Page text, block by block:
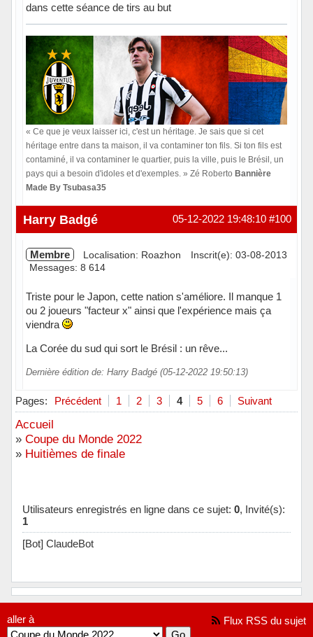
dans cette séance de tirs au but
« Ce que je veux laisser ici, c'est un héritage. Je sais que si cet
héritage entre dans ta maison, il va contaminer ton fils. Si ton fils est
contaminé, il va contaminer le quartier, puis la ville, puis le Brésil, un
pays qui a besoin d'idoles et d'exemples. » Zé Roberto Bannière
Made By Tsubasa35
Hors ligne #100
05-12-2022 19:48:10
Harry Badgé
Membre Localisation: Roazhon
Inscrit(e): 03-08-2013
Messages: 8 614
Triste pour le Japon, cette nation s'améliore. Il manque 1
ou 2 joueurs "facteur x" ainsi que l'expérience mais ça
viendra
La Corée du sud qui sort le Brésil : un rêve...
Dernière édition de: Harry Badgé (05-12-2022 19:50:13)
Hors ligne
Pages: Précédent 1 2 3 4 5 6 Suivant
Accueil
» Coupe du Monde 2022
» Huitièmes de finale
Utilisateurs enregistrés en ligne dans ce sujet: 0, Invité(s):
1
[Bot] ClaudeBot
aller à Flux RSS du sujet